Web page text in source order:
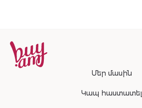
Մեր մասին
Կապ հաստատել